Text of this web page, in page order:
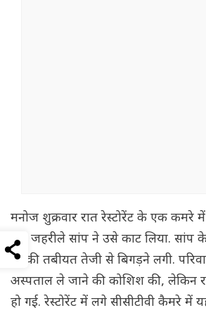
मनोज शुक्रवार रात रेस्टोरेंट के एक कमरे में
एक जहरीले सांप ने उसे काट लिया. सांप
उसकी तबीयत तेजी से बिगड़ने लगी.
अस्पताल ले जाने की कोशिश की, लेकिन
हो गई. रेस्टोरेंट में लगे सीसीटीवी कैमरे में